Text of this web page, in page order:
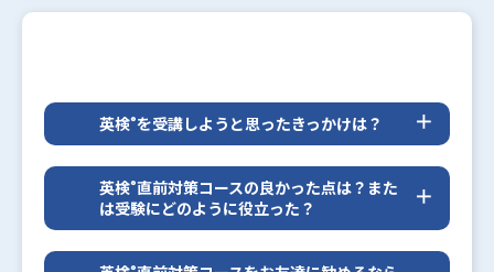
英検®を受講しようと思ったきっかけは？
英検®直前対策コースの良かった点は？また
は受験にどのように役立った？
です。
®